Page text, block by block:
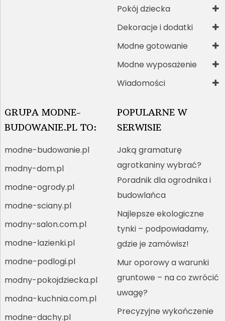
Pokój dziecka
Dekoracje i dodatki
Modne gotowanie
Modne wyposażenie
Wiadomości
GRUPA MODNE-
BUDOWANIE.PL TO:
modne-budowanie.pl
modny-dom.pl
modne-ogrody.pl
modne-sciany.pl
modny-salon.com.pl
modne-lazienki.pl
modne-podlogi.pl
modny-pokojdziecka.pl
modna-kuchnia.com.pl
modne-dachy.pl
POPULARNE W
SERWISIE
Jaką gramaturę
agrotkaniny wybrać?
Poradnik dla ogrodnika i
budowlańca
Najlepsze ekologiczne
tynki – podpowiadamy,
gdzie je zamówisz!
Mur oporowy a warunki
gruntowe – na co zwrócić
uwagę?
Precyzyjne wykończenie